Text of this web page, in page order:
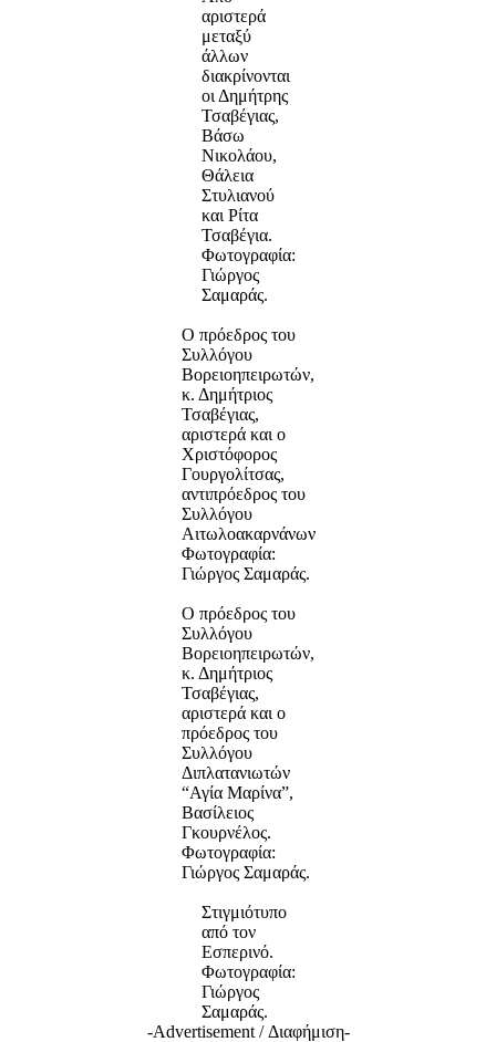
αριστερά
μεταξύ
άλλων
διακρίνονται
οι Δημήτρης
Τσαβέγιας,
Βάσω
Νικολάου,
Θάλεια
Στυλιανού
και Ρίτα
Τσαβέγια.
Φωτογραφία:
Γιώργος
Σαμαράς.
Ο πρόεδρος του
Συλλόγου
Βορειοηπειρωτών,
κ. Δημήτριος
Τσαβέγιας,
αριστερά και ο
Χριστόφορος
Γουργολίτσας,
αντιπρόεδρος του
Συλλόγου
Αιτωλοακαρνάνων
Φωτογραφία:
Γιώργος Σαμαράς.
Ο πρόεδρος του
Συλλόγου
Βορειοηπειρωτών,
κ. Δημήτριος
Τσαβέγιας,
αριστερά και ο
πρόεδρος του
Συλλόγου
Διπλατανιωτών
“Αγία Μαρίνα”,
Βασίλειος
Γκουρνέλος.
Φωτογραφία:
Γιώργος Σαμαράς.
Στιγμιότυπο
από τον
Εσπερινό.
Φωτογραφία:
Γιώργος
Σαμαράς.
-Advertisement / Διαφήμιση-